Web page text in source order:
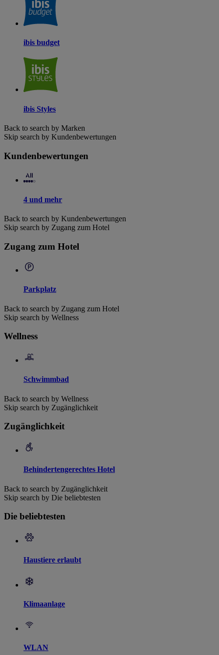
ibis budget
ibis Styles
Back to search by Marken
Skip search by Kundenbewertungen
Kundenbewertungen
4 und mehr
Back to search by Kundenbewertungen
Skip search by Zugang zum Hotel
Zugang zum Hotel
Parkplatz
Back to search by Zugang zum Hotel
Skip search by Wellness
Wellness
Schwimmbad
Back to search by Wellness
Skip search by Zugänglichkeit
Zugänglichkeit
Behindertengerechtes Hotel
Back to search by Zugänglichkeit
Skip search by Die beliebtesten
Die beliebtesten
Haustiere erlaubt
Klimaanlage
WLAN